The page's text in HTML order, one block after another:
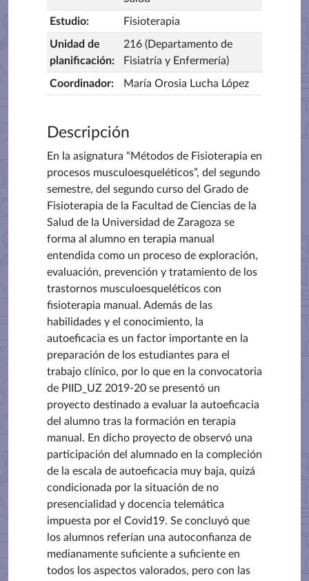
Estudio: Fisioterapia
Unidad de
planificación:
216 (Departamento de
Fisiatría y Enfermería)
Coordinador: María Orosia Lucha López
Descripción
En la asignatura “Métodos de Fisioterapia en
procesos musculoesqueléticos”, del segundo
semestre, del segundo curso del Grado de
Fisioterapia de la Facultad de Ciencias de la
Salud de la Universidad de Zaragoza se
forma al alumno en terapia manual
entendida como un proceso de exploración,
evaluación, prevención y tratamiento de los
trastornos musculoesqueléticos con
fisioterapia manual. Además de las
habilidades y el conocimiento, la
autoeficacia es un factor importante en la
preparación de los estudiantes para el
trabajo clínico, por lo que en la convocatoria
de PIID_UZ 2019-20 se presentó un
proyecto destinado a evaluar la autoeficacia
del alumno tras la formación en terapia
manual. En dicho proyecto de observó una
participación del alumnado en la compleción
de la escala de autoeficacia muy baja, quizá
condicionada por la situación de no
presencialidad y docencia telemática
impuesta por el Covid19. Se concluyó que
los alumnos referían una autoconfianza de
medianamente suficiente a suficiente en
todos los aspectos valorados, pero con las